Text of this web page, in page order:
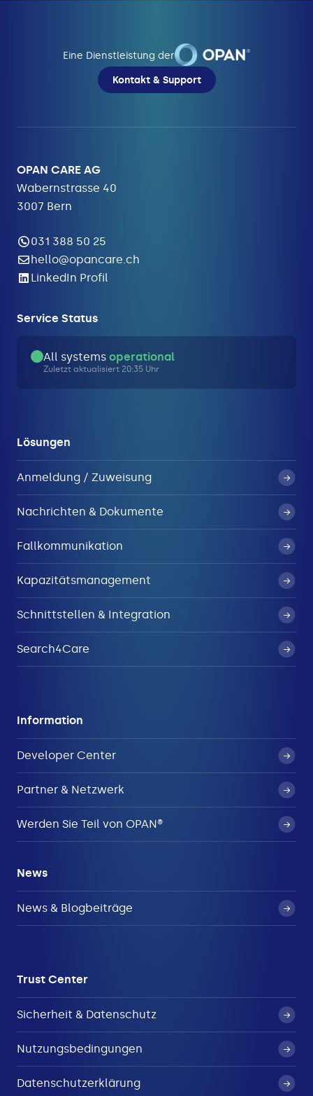
Eine Dienstleistung der
Kontakt & Support
OPAN CARE AG
Wabernstrasse 40
3007 Bern
031 388 50 25
hello@opancare.ch
LinkedIn Profil
Service Status
All systems operational
Zuletzt aktualisiert 20:35 Uhr
Lösungen
Anmeldung / Zuweisung
Nachrichten & Dokumente
Fallkommunikation
Kapazitätsmanagement
Schnittstellen & Integration
Search4Care
Information
Developer Center
Partner & Netzwerk
Werden Sie Teil von OPAN®
News
News & Blogbeiträge
Trust Center
Sicherheit & Datenschutz
Nutzungsbedingungen
Datenschutzerklärung